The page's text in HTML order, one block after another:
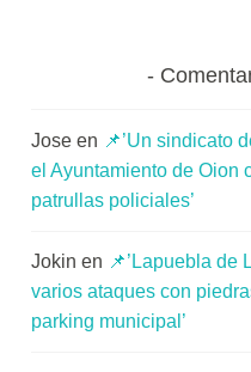
Jose en 📌’Un sindicato
el Ayuntamiento de Oion
patrullas policiales’
Jokin en 📌’Lapuebla de
varios ataques con
parking municipal’